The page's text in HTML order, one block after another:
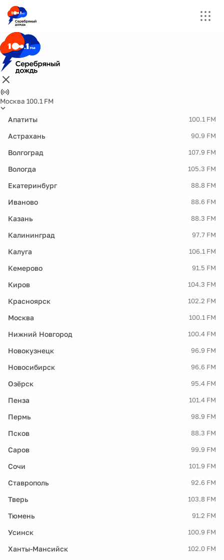
Москва 100.1 FM
Апатиты 100.1 FM
Астрахань 90.9 FM
Волгоград 107.9 FM
Вологда 105.3 FM
Екатеринбург 88.8 FM
Иваново 88.6 FM
Казань 88.3 FM
Калининград 97.7 FM
Калуга 106.1 FM
Кемерово 91.5 FM
Киров 104.3 FM
Красноярск 102.2 FM
Москва 100.1 FM
Нижний Новгород 100.4 FM
Новокузнецк 96.9 FM
Новосибирск 96.6 FM
Озёрск 95.4 FM
Пенза 101.4 FM
Пермь 98.9 FM
Псков 88.3 FM
Саров 99.9 FM
Сочи 101.9 FM
Ставрополь 92.6 FM
Тверь 103.8 FM
Тюмень 91.2 FM
Усинск 100.9 FM
Ханты-Мансийск 102.0 FM